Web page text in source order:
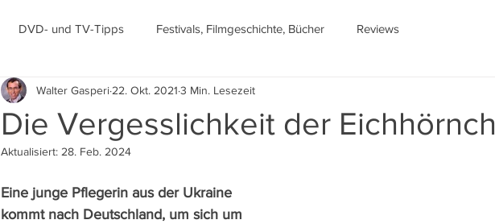
DVD- und TV-Tipps Festivals, Filmgeschichte, Bücher Reviews
Die Vergesslichkeit der
Walter Gasperi 22. Okt. 2021 3 Min. Lesezeit
Aktualisiert: 28. Feb. 2024
Eine junge Pflegerin aus der Ukraine
kommt nach Deutschland, um sich um